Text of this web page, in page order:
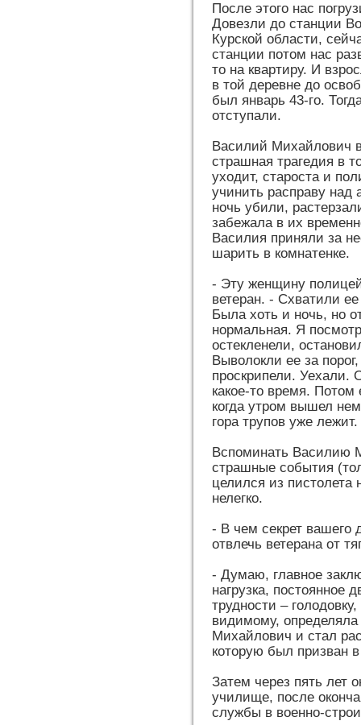
После этого нас
Довезли до станции
Курской области,
станции потом нас
то на квартиру. И
в той деревне до
был январь 43-го.
отступали.
Василий Михайлович
страшная трагедия в
уходит, староста и
учинить расправу над
ночь убили,
забежала в их
Василия приняли за
шарить в комнатенке.
- Эту женщину
ветеран. - Схватили
Была хоть и ночь, но
нормальная. Я
остекленели,
Выволокли ее за
проскрипели. Уехали.
какое-то время.
когда утром вышел
гора трупов уже лежит.
Вспоминать Василию
страшные события
целился из пистолета
нелегко.
- В чем секрет вашего
отвлечь ветерана от
- Думаю, главное
нагрузка, постоянное
трудности –
видимому,
Михайлович и стал
которую был призван
Затем через пять лет
училище, после
службы в военно-